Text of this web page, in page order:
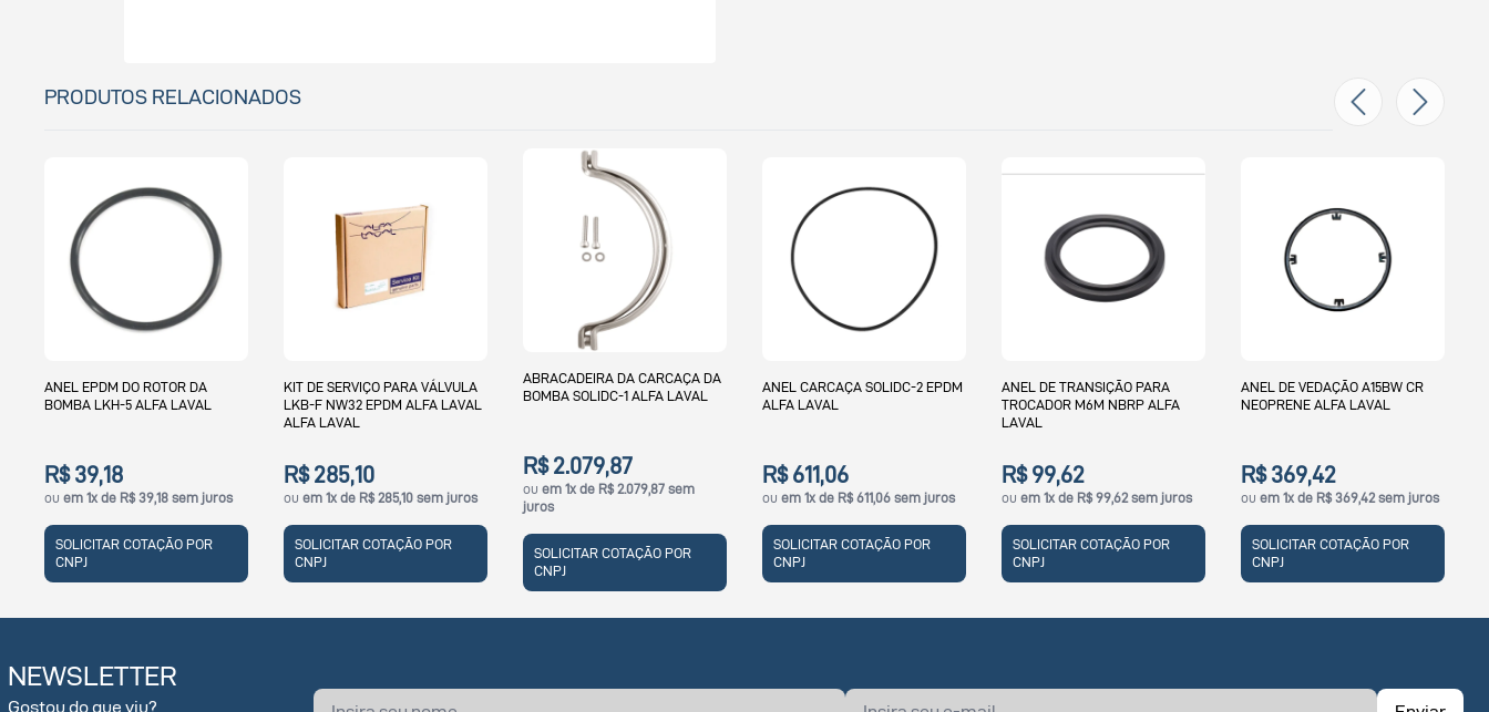
PRODUTOS RELACIONADOS
KIT DE SERVIÇO PARA VÁLVULA
LKB-F NW32 EPDM ALFA LAVAL
R$ 285,10
ou em 1x de R$ 285,10 sem juros
SOLICITAR COTAÇÃO POR
CNPJ
ABRACADEIRA DA CARCAÇA DA
BOMBA SOLIDC-1 ALFA LAVAL
R$ 2.079,87
em 1x de R$ 2.079,87 sem
juros
SOLICITAR COTAÇÃO POR
CNPJ
ANEL CARCAÇA SOLIDC-2 EPDM
ALFA LAVAL
R$ 611,06
ou em 1x de R$ 611,06 sem juros
SOLICITAR COTAÇÃO POR
CNPJ
ANEL DE TRANSIÇÃO PARA
TROCADOR M6M NBRP ALFA
R$ 99,62
ou em 1x de R$ 99,62 sem juros
SOLICITAR COTAÇÃO POR
CNPJ
ANEL DE VEDAÇÃO A15BW CR
NEOPRENE ALFA LAVAL
R$ 369,42
ou em 1x de R$ 369,42 sem juros
SOLICITAR COTAÇÃO POR
CNPJ
SOLICITAR COTAÇÃO POR
NEWSLETTER
Gostou do que viu?